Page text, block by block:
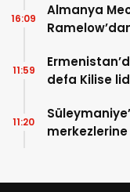
Almanya
16:09
defa Kilise
11:59
merkezlerine
11:20